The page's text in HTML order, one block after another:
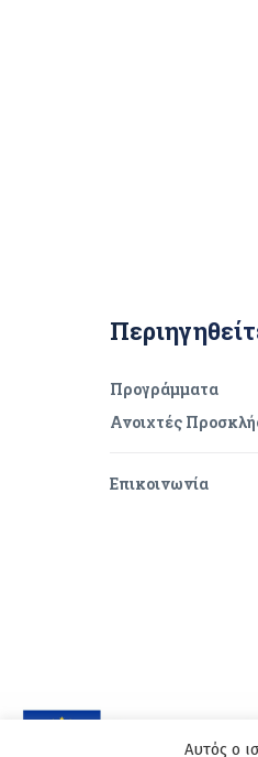
Προγράμματα
Ανοιχτές
Επικοινωνία
Αυτός ο